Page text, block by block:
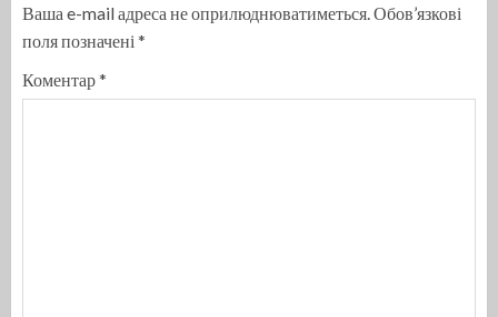
Ваша e-mail адреса не оприлюднюватиметься.Обов’язкові
поля позначені *
Коментар*